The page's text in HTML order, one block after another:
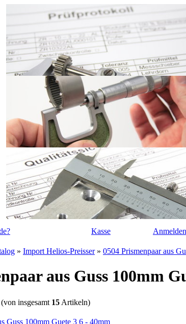
Kasse Anmelden
» Import Helios-Preisser» 0504 Prismenpaar aus
aus Guss 100mm
(von insgesamt 15 Artikeln)
Guss 100mm Guete 3 6 - 40mm